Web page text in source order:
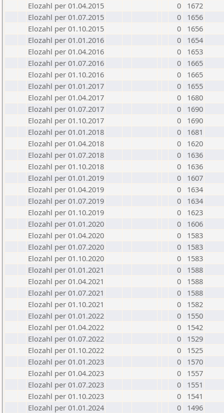
Elozahl per 01.04.2015
0
1672
Elozahl per 01.07.2015
0
1656
Elozahl per 01.10.2015
0
1656
Elozahl per 01.01.2016
0
1654
Elozahl per 01.04.2016
0
1653
Elozahl per 01.07.2016
0
1665
Elozahl per 01.10.2016
0
1665
Elozahl per 01.01.2017
0
1655
Elozahl per 01.04.2017
0
1680
Elozahl per 01.07.2017
0
1690
Elozahl per 01.10.2017
0
1690
Elozahl per 01.01.2018
0
1681
Elozahl per 01.04.2018
0
1620
Elozahl per 01.07.2018
0
1636
Elozahl per 01.10.2018
0
1636
Elozahl per 01.01.2019
0
1607
Elozahl per 01.04.2019
0
1634
Elozahl per 01.07.2019
0
1634
Elozahl per 01.10.2019
0
1623
Elozahl per 01.01.2020
0
1606
Elozahl per 01.04.2020
0
1583
Elozahl per 01.07.2020
0
1583
Elozahl per 01.10.2020
0
1583
Elozahl per 01.01.2021
0
1588
Elozahl per 01.04.2021
0
1588
Elozahl per 01.07.2021
0
1588
Elozahl per 01.10.2021
0
1582
Elozahl per 01.01.2022
0
1550
Elozahl per 01.04.2022
0
1542
Elozahl per 01.07.2022
0
1529
Elozahl per 01.10.2022
0
1525
Elozahl per 01.01.2023
0
1570
Elozahl per 01.04.2023
0
1557
Elozahl per 01.07.2023
0
1551
Elozahl per 01.10.2023
0
1541
Elozahl per 01.01.2024
0
1496